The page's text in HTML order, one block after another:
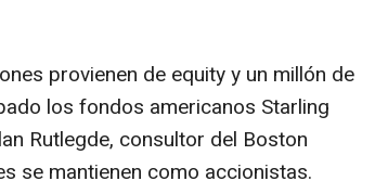
provienen de equity y un millón de
los fondos americanos Starling
Rutlegde, consultor del Boston
se mantienen como accionistas.